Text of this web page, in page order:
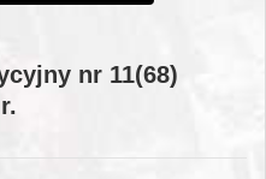
nr 11(68)